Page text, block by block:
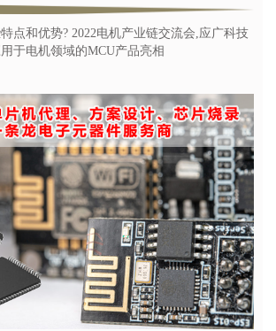
点和优势? 2022电机产业链交流会,应广科技
于电机领域的MCU产品亮相